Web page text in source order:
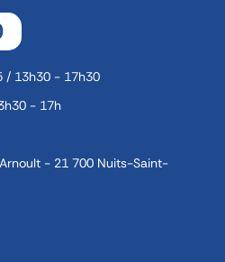
/ 13h30 - 17h30
- 17h
- 21 700 Nuits-Saint-